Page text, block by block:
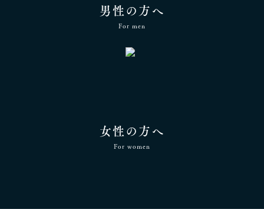
男性の方へ
For men
女性の方へ
For women